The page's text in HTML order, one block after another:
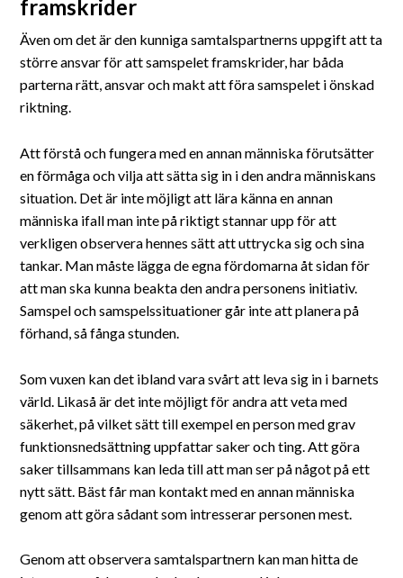
framskrider
Även om det är den kunniga samtalspartnerns uppgift att ta
större ansvar för att samspelet framskrider, har båda
parterna rätt, ansvar och makt att föra samspelet i önskad
riktning.
Att förstå och fungera med en annan människa förutsätter
en förmåga och vilja att sätta sig in i den andra människans
situation. Det är inte möjligt att lära känna en annan
människa ifall man inte på riktigt stannar upp för att
verkligen observera hennes sätt att uttrycka sig och sina
tankar. Man måste lägga de egna fördomarna åt sidan för
att man ska kunna beakta den andra personens initiativ.
Samspel och samspelssituationer går inte att planera på
förhand, så fånga stunden.
Som vuxen kan det ibland vara svårt att leva sig in i barnets
värld. Likaså är det inte möjligt för andra att veta med
säkerhet, på vilket sätt till exempel en person med grav
funktionsnedsättning uppfattar saker och ting. Att göra
saker tillsammans kan leda till att man ser på något på ett
nytt sätt. Bäst får man kontakt med en annan människa
genom att göra sådant som intresserar personen mest.
Genom att observera samtalspartnern kan man hitta de